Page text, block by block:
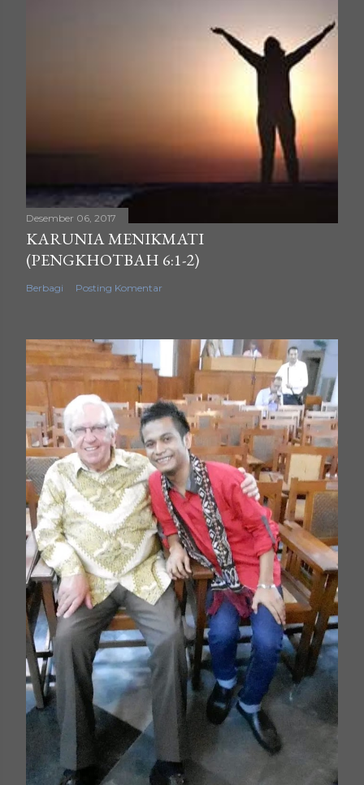
Desember 06, 2017
KARUNIA MENIKMATI
(PENGKHOTBAH 6:1-2)
Berbagi Posting Komentar